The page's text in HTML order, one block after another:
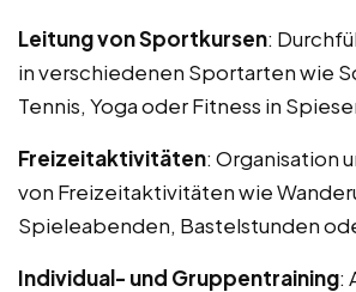
Leitung von Sportkursen:
in verschiedenen Sportarten wie
Tennis, Yoga oder Fitness in
Freizeitaktivitäten: Organisation
von Freizeitaktivitäten wie
Spieleabenden, Bastelstunden
Individual- und Gruppentraining: